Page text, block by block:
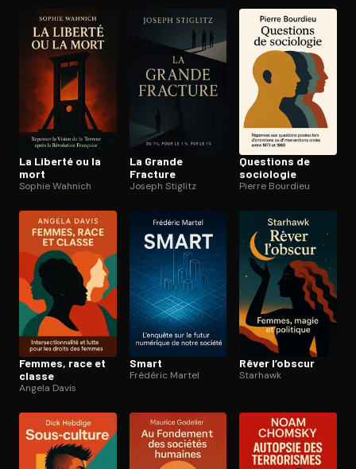
La Liberté ou la
mort
Sophie Wahnich
La Grande
Fracture
Joseph Stiglitz
Questions de
sociologie
Pierre Bourdieu
Femmes, race et
classe
Angela Davis
Smart
Frédéric Martel
Rêver l’obscur
Starhawk